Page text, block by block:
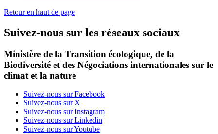
Retour en haut de page
Suivez-nous sur les réseaux sociaux
Ministère de la Transition écologique, de la
Biodiversité et des Négociations internationales sur le
climat et la nature
Suivez-nous sur Facebook
Suivez-nous sur X
Suivez-nous sur Instagram
Suivez-nous sur Linkedin
Suivez-nous sur Youtube